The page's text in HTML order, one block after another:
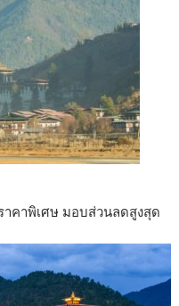
คาพิเศษ มอบส่วนลดสูงสุด